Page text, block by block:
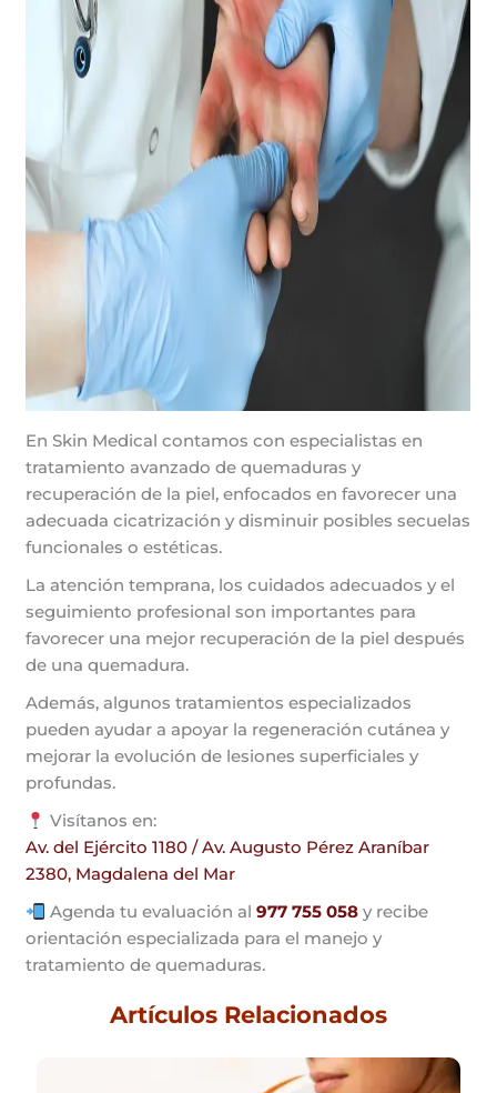
En Skin Medical contamos con especialistas en
tratamiento avanzado de quemaduras y
recuperación de la piel, enfocados en favorecer una
adecuada cicatrización y disminuir posibles secuelas
funcionales o estéticas.
La atención temprana, los cuidados adecuados y el
seguimiento profesional son importantes para
favorecer una mejor recuperación de la piel después
de una quemadura.
Además, algunos tratamientos especializados
pueden ayudar a apoyar la regeneración cutánea y
mejorar la evolución de lesiones superficiales y
profundas.
Visítanos en:
Av. del Ejército 1180 / Av. Augusto Pérez Araníbar
2380, Magdalena del Mar
Agenda tu evaluación al 977 755 058y recibe
orientación especializada para el manejo y
tratamiento de quemaduras.
Artículos Relacionados